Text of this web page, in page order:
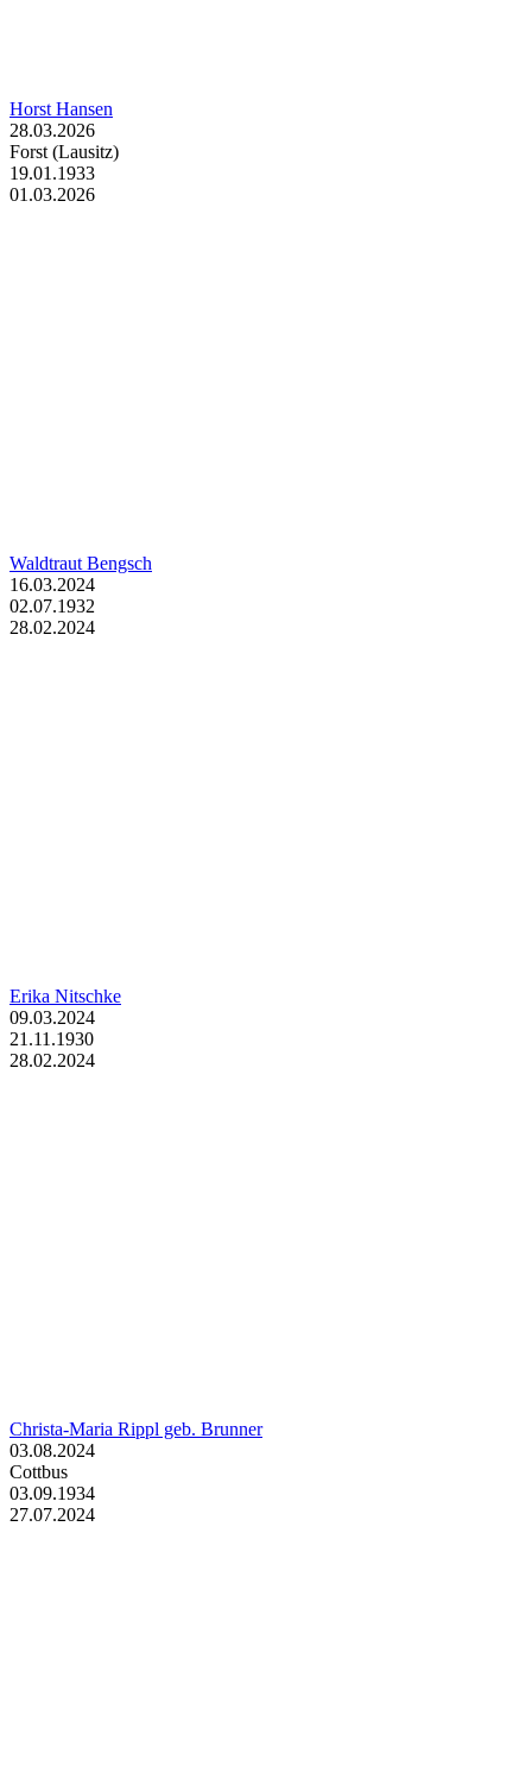
Horst Hansen
28.03.2026
Forst (Lausitz)
19.01.1933
01.03.2026
Waldtraut Bengsch
16.03.2024
02.07.1932
28.02.2024
Erika Nitschke
09.03.2024
21.11.1930
28.02.2024
Christa-Maria Rippl geb. Brunner
03.08.2024
Cottbus
03.09.1934
27.07.2024